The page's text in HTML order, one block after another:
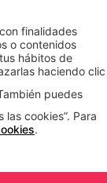
finalidades
o contenidos
hábitos de
haciendo clic
puedes
cookies”. Para
.